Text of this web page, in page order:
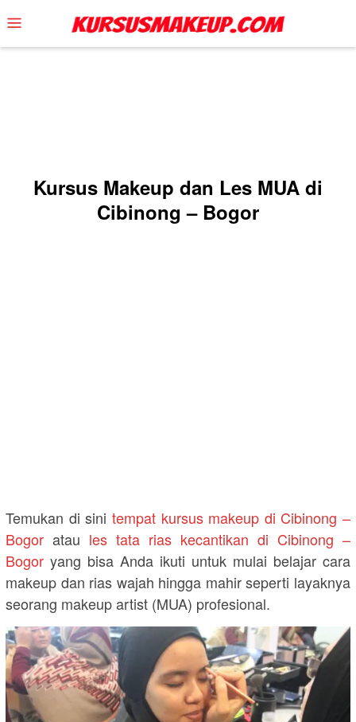
to
content
Mobile
Menu
Kursus Makeup dan Les MUA di
Cibinong – Bogor
Temukan di sini tempat kursus makeup di Cibinong –
Bogor atau les tata rias kecantikan di Cibinong –
Bogor yang bisa Anda ikuti untuk mulai belajar cara
makeup dan rias wajah hingga mahir seperti layaknya
seorang makeup artist (MUA) profesional.